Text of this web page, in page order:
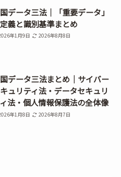
データ三法｜「重要データ」
義と識別基準まとめ
年1月9日 2026年8月8日
データ三法まとめ｜サイバー
ュリティ法・データセキュリ
法・個人情報保護法の全体像
年1月8日 2026年8月7日